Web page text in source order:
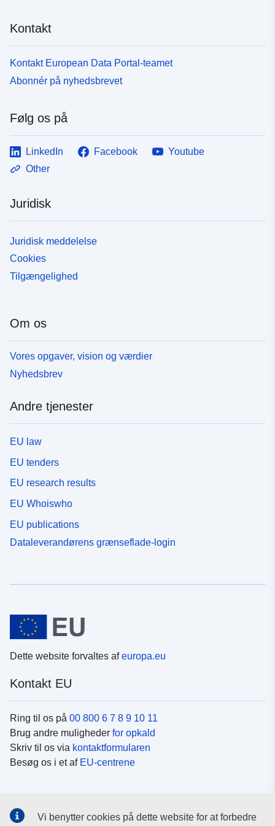
Kontakt
Kontakt European Data Portal-teamet
Abonnér på nyhedsbrevet
Følg os på
LinkedIn Facebook
Youtube
Other
Juridisk
Juridisk meddelelse
Cookies
Tilgængelighed
Om os
Vores opgaver, vision og værdier
Nyhedsbrev
Andre tjenester
EU law
EU tenders
EU research results
EU Whoiswho
EU publications
Dataleverandørens grænseflade-login
Dette website forvaltes afeuropa.eu
Kontakt EU
Ring til os på 00 800 6 7 8 9 10 11
Brug andre muligheder for opkald
Skriv til os via kontaktformularen
Besøg os i et af EU-centrene
Vi benytter cookies på dette website for at forbedre